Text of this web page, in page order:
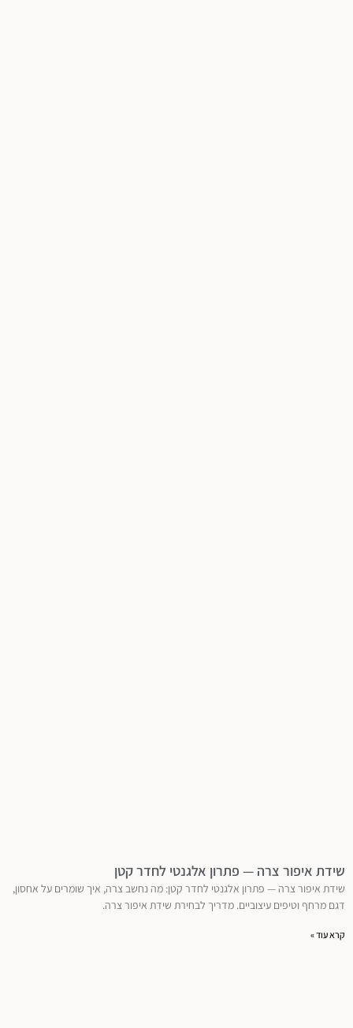
שידת איפור צרה — פתרון אלגנטי לחדר קטן
שידת איפור צרה — פתרון אלגנטי לחדר קטן: מה נחשב צרה, איך שומרים על אחסון,
דגם מרחף וטיפים עיצוביים. מדריך לבחירת שידת איפור צרה.
קרא עוד »